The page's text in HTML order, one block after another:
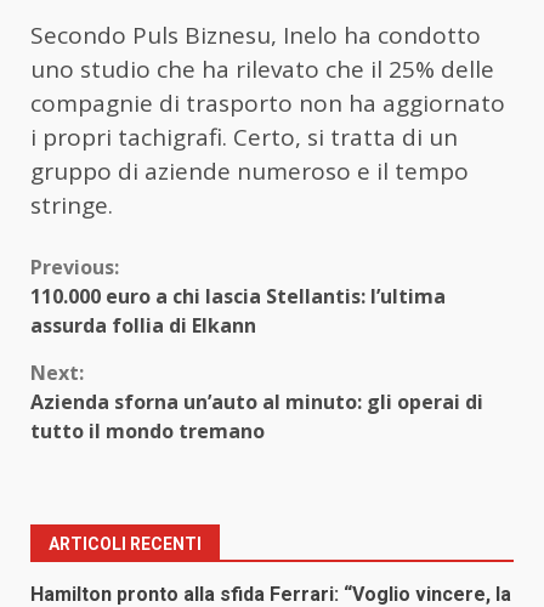
Secondo Puls Biznesu, Inelo ha condotto
uno studio che ha rilevato che il 25% delle
compagnie di trasporto non ha aggiornato
i propri tachigrafi. Certo, si tratta di un
gruppo di aziende numeroso e il tempo
stringe.
Continue
Reading
Previous:
110.000 euro a chi lascia Stellantis: l’ultima
assurda follia di Elkann
Next:
Azienda sforna un’auto al minuto: gli operai di
tutto il mondo tremano
ARTICOLI RECENTI
Hamilton pronto alla sfida Ferrari: “Voglio vincere, la